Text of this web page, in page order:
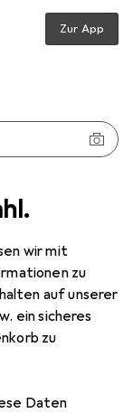
wir mit
zu
auf unserer
ein sicheres
zu
Daten
Zur App
Titex Spiralbohrer